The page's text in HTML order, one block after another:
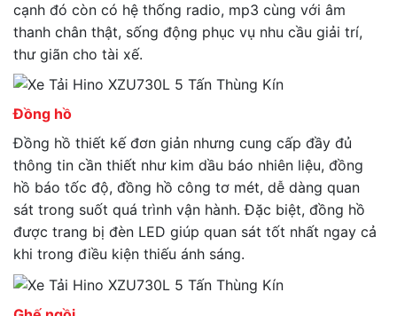
cạnh đó còn có hệ thống radio, mp3 cùng với âm
thanh chân thật, sống động phục vụ nhu cầu giải trí,
thư giãn cho tài xế.
Đồng hồ
Đồng hồ thiết kế đơn giản nhưng cung cấp đầy đủ
thông tin cần thiết như kim dầu báo nhiên liệu, đồng
hồ báo tốc độ, đồng hồ công tơ mét, dễ dàng quan
sát trong suốt quá trình vận hành. Đặc biệt, đồng hồ
được trang bị đèn LED giúp quan sát tốt nhất ngay cả
khi trong điều kiện thiếu ánh sáng.